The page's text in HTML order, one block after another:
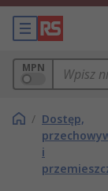
MPN
/ Dostęp,
i